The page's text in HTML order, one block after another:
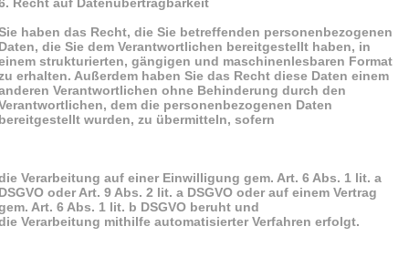
Recht auf Datenübertragbarkeit
haben das Recht, die Sie betreffenden personenbezogenen
die Sie dem Verantwortlichen bereitgestellt haben, in
strukturierten, gängigen und maschinenlesbaren Format
erhalten. Außerdem haben Sie das Recht diese Daten einem
Verantwortlichen ohne Behinderung durch den
dem die personenbezogenen Daten
wurden, zu übermitteln, sofern
Verarbeitung auf einer Einwilligung gem. Art. 6 Abs. 1 lit. a
oder Art. 9 Abs. 2 lit. a DSGVO oder auf einem Vertrag
Art. 6 Abs. 1 lit. b DSGVO beruht und
Verarbeitung mithilfe automatisierter Verfahren erfolgt.